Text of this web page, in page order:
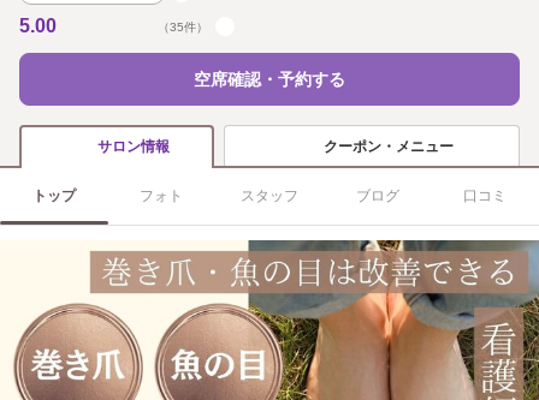
5.00 （35件）
空席確認・予約する
サロン情報 クーポン・メニュー
トップ フォト スタッフ ブログ 口コミ